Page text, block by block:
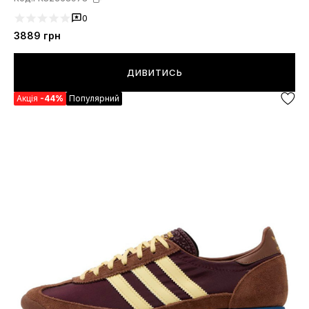
0
3889 грн
ДИВИТИСЬ
Акція -44% Популярний